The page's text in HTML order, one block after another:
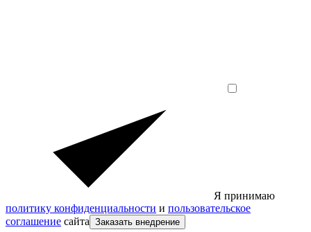
Я принимаю
политику конфиденциальности и пользовательское
соглашение сайта Заказать внедрение